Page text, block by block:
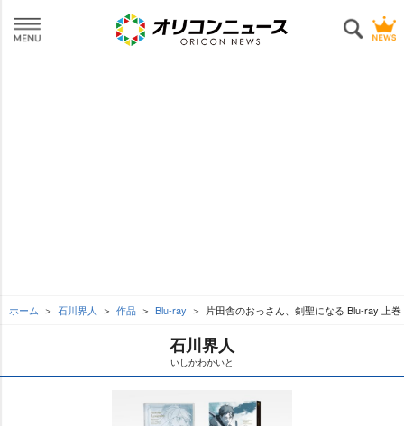
ホーム 石川界人 作品 Blu-ray 片田舎のおっさん、剣聖になる Blu-ray 上巻
石川界人
いしかわかいと